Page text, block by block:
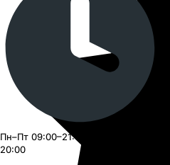
Пн–Пт 09:00–21:00, Сб–Вс 09:00–
20:00